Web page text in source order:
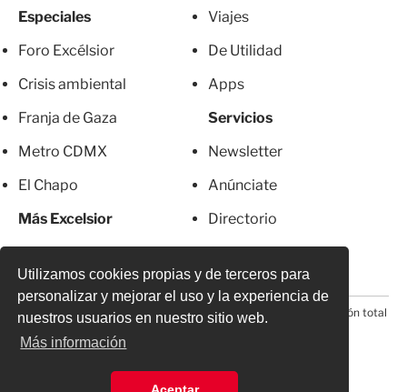
Utilizamos cookies propias y de terceros para
personalizar y mejorar el uso y la experiencia de
nuestros usuarios en nuestro sitio web.
Más información
Especiales
Foro Excélsior
Crisis ambiental
Franja de Gaza
Metro CDMX
El Chapo
Más Excelsior
Mujeres
Viajes
De Utilidad
Apps
Servicios
Newsletter
Anúnciate
Directorio
Suscripciones
© 2026 Todos los derechos reservados. Prohibida la reproducción total
o parcial, incluyendo cualquier medio electrónico*